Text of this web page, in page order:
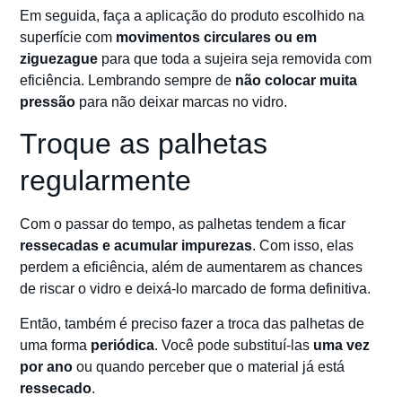
Em seguida, faça a aplicação do produto escolhido na
superfície com movimentos circulares ou em
ziguezague para que toda a sujeira seja removida com
eficiência. Lembrando sempre de não colocar muita
pressão para não deixar marcas no vidro.
Troque as palhetas
regularmente
Com o passar do tempo, as palhetas tendem a ficar
ressecadas e acumular impurezas. Com isso, elas
perdem a eficiência, além de aumentarem as chances
de riscar o vidro e deixá-lo marcado de forma definitiva.
Então, também é preciso fazer a troca das palhetas de
uma forma periódica. Você pode substituí-las uma vez
por ano ou quando perceber que o material já está
ressecado.